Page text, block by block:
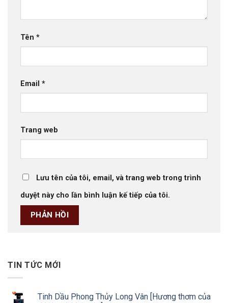
Tên *
Email *
Trang web
Lưu tên của tôi, email, và trang web trong trình
duyệt này cho lần bình luận kế tiếp của tôi.
TIN TỨC MỚI
Tinh Dầu Phong Thủy Long Vân [Hương thơm của